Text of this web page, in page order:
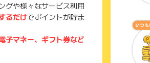
グや様々なサービス利用
るだけでポイントが貯ま
子マネー、ギフト券など